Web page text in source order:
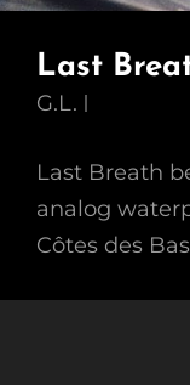
Last
G.L.
Last Breath
analog
Côtes des